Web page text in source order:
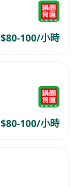
$80-100/小時
$80-100/小時